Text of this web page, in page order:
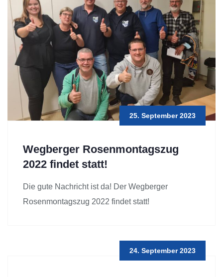
25. September 2023
Wegberger Rosenmontagszug
2022 findet statt!
Die gute Nachricht ist da! Der Wegberger
Rosenmontagszug 2022 findet statt!
24. September 2023